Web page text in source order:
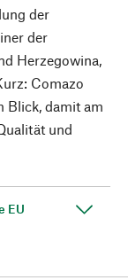
der
der
Herzegowina,
Comazo
Blick, damit am
und
EU